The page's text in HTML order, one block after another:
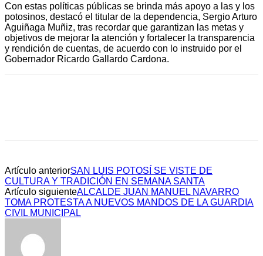
Con estas políticas públicas se brinda más apoyo a las y los
potosinos, destacó el titular de la dependencia, Sergio Arturo
Aguiñaga Muñiz, tras recordar que garantizan las metas y
objetivos de mejorar la atención y fortalecer la transparencia
y rendición de cuentas, de acuerdo con lo instruido por el
Gobernador Ricardo Gallardo Cardona.
Artículo anteriorSAN LUIS POTOSÍ SE VISTE DE
CULTURA Y TRADICIÓN EN SEMANA SANTA
Artículo siguienteALCALDE JUAN MANUEL NAVARRO
TOMA PROTESTA A NUEVOS MANDOS DE LA GUARDIA
CIVIL MUNICIPAL